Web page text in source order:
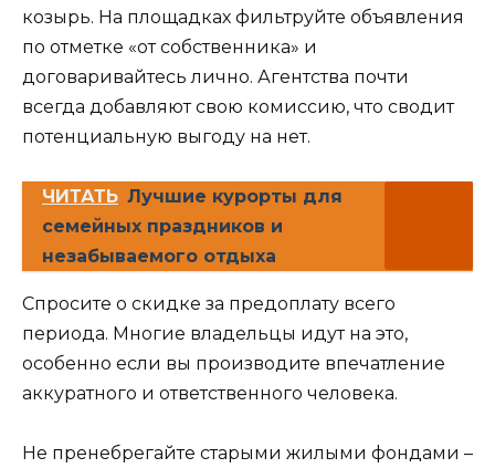
козырь. На площадках фильтруйте объявления
по отметке «от собственника» и
договаривайтесь лично. Агентства почти
всегда добавляют свою комиссию, что сводит
потенциальную выгоду на нет.
ЧИТАТЬ Лучшие курорты для
семейных праздников и
незабываемого отдыха
Спросите о скидке за предоплату всего
периода. Многие владельцы идут на это,
особенно если вы производите впечатление
аккуратного и ответственного человека.
Не пренебрегайте старыми жилыми фондами –